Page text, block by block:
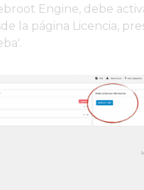
Engine, debe
la página Licencia,